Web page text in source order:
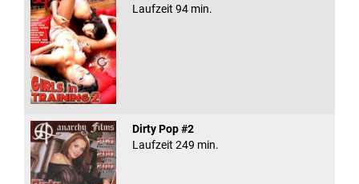
Laufzeit 94 min.
Dirty Pop #2
Laufzeit 249 min.